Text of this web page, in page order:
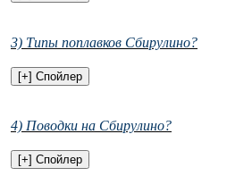
3) Типы поплавков Сбирулино?
4) Поводки на Сбирулино?